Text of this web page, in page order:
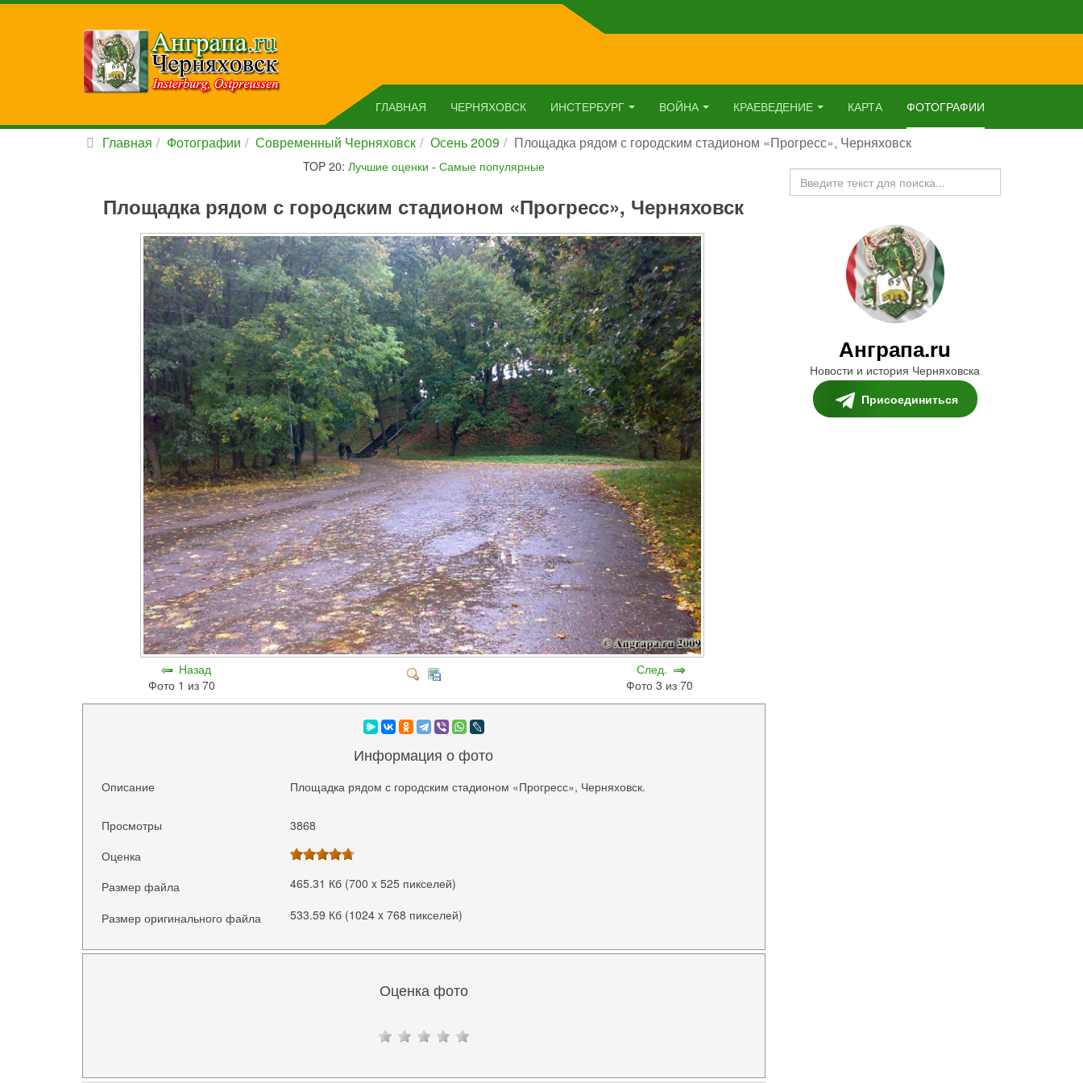
ГЛАВНАЯ ЧЕРНЯХОВСК ИНСТЕРБУРГ ВОЙНА КРАЕВЕДЕНИЕ КАРТА ФОТОГРАФИИ
Главная Фотографии Современный Черняховск Осень 2009 Площадка рядом с городским стадионом «Прогресс», Черняховск
TOP 20: Лучшие оценки - Самые популярные
Площадка рядом с городским стадионом «Прогресс», Черняховск
Назад
Фото 1 из 70
След.
Фото 3 из 70
Информация о фото
Описание Площадка рядом с городским стадионом «Прогресс», Черняховск.
Просмотры
3868
Оценка
Размер файла
465.31 Кб (700 x 525 пикселей)
Размер оригинального файла 533.59 Кб (1024 x 768 пикселей)
Оценка фото
Искать...
Анграпа.ru
Новости и история Черняховска
Присоединиться